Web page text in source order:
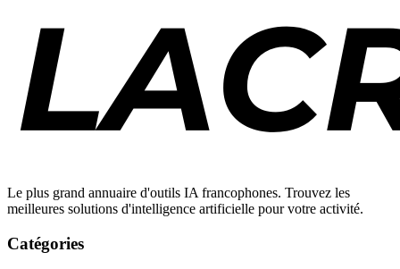
Le plus grand annuaire d'outils IA francophones. Trouvez les
meilleures solutions d'intelligence artificielle pour votre activité.
Catégories